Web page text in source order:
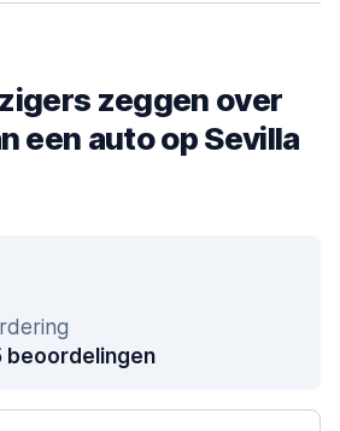
zeggen over
een auto op Sevilla
beoordelingen